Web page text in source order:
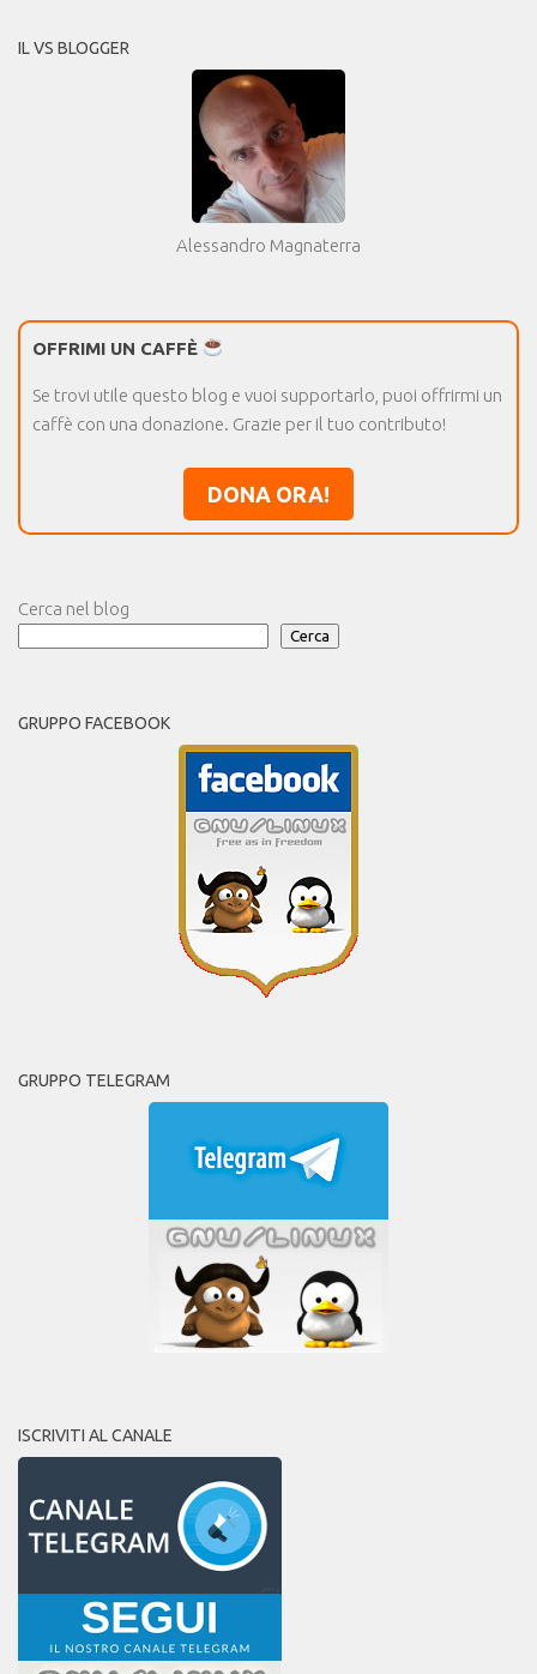
IL VS BLOGGER
Alessandro Magnaterra
OFFRIMI UN CAFFÈ
Se trovi utile questo blog e vuoi supportarlo, puoi offrirmi un
caffè con una donazione. Grazie per il tuo contributo!
DONA ORA!
Cerca nel blog
Cerca
GRUPPO FACEBOOK
GRUPPO TELEGRAM
ISCRIVITI AL CANALE